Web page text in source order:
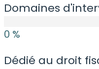
Domaines
0 %
Dédié au droit